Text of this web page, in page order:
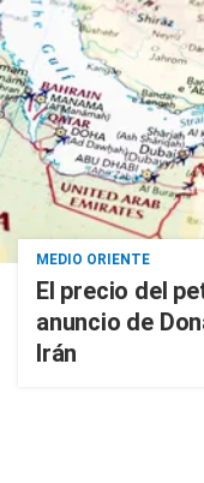
MEDIO ORIENTE
El precio del
anuncio de
Irán